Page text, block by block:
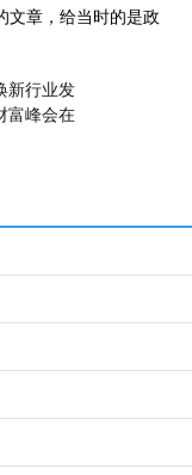
文章，给当时的是政
新行业发
富峰会在